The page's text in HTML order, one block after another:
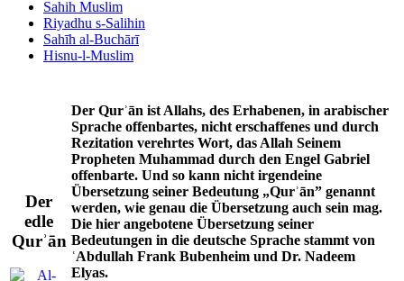
Sahih Muslim
Riyadhu s-Salihin
Sahīh al-Buchārī
Hisnu-l-Muslim
Der
edle
Qurʾān
Der Qurʾān ist Allahs, des Erhabenen, in arabischer
Sprache offenbartes, nicht erschaffenes und durch
Rezitation verehrtes Wort, das Allah Seinem
Propheten Muhammad durch den Engel Gabriel
offenbarte. Und so kann nicht irgendeine
Übersetzung seiner Bedeutung „Qurʾān” genannt
werden, wie genau die Übersetzung auch sein mag.
Die hier angebotene Übersetzung seiner
Bedeutungen in die deutsche Sprache stammt von
ʿAbdullah Frank Bubenheim und Dr. Nadeem
Elyas.